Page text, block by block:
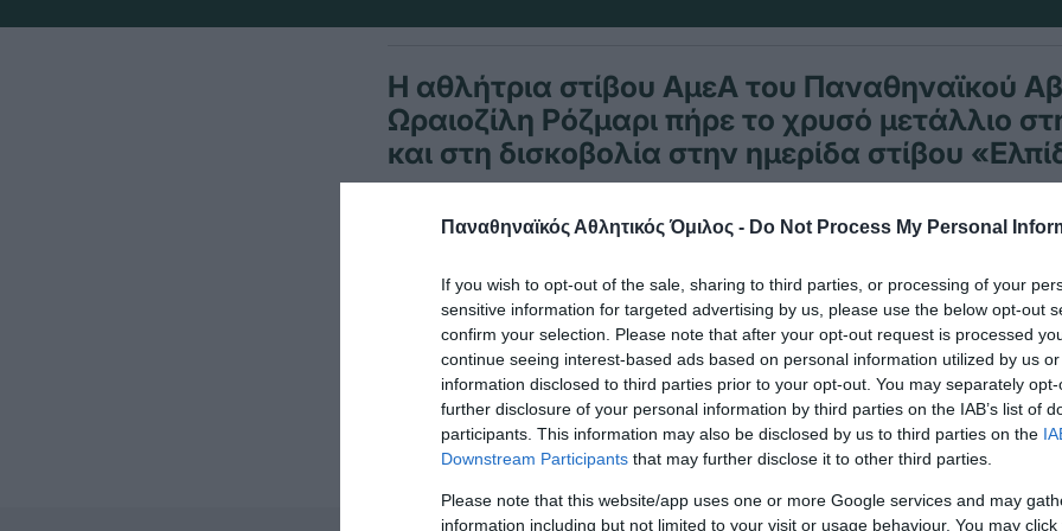
Παναθηναϊκός Αθλητικός Όμιλος - Do Not Process My Personal
If you wish to opt-out of the sale, sharing to third parties, or processing of your
sensitive information for targeted advertising by us, please use the below opt-out
confirm your selection. Please note that after your opt-out request is processed
continue seeing interest-based ads based on personal information utilized by us
information disclosed to third parties prior to your opt-out. You may separately
further disclosure of your personal information by third parties on the IAB’s list of
participants. This information may also be disclosed by us to third parties on the
Downstream Participants that may further disclose it to other third parties.
Please note that this website/app uses one or more Google services and may
information including but not limited to your visit or usage behaviour. You may
Η αθλήτρια στίβου ΑμεΑ του Παναθηναϊκού
Ωραιοζίλη Ρόζμαρι πήρε το χρυσό μετάλλιο
και στη δισκοβολία στην ημερίδα στίβου
Η «πράσινη» αθλήτρια έκανε πολύ καλή επίδοση στην
πήρε την πρώτη θέση με επίδοση 5.50 στη σφαίρα.
Παράλληλα στην ίδια κατηγορία ήταν πρώτη στη δισκοβολία με
16.95.